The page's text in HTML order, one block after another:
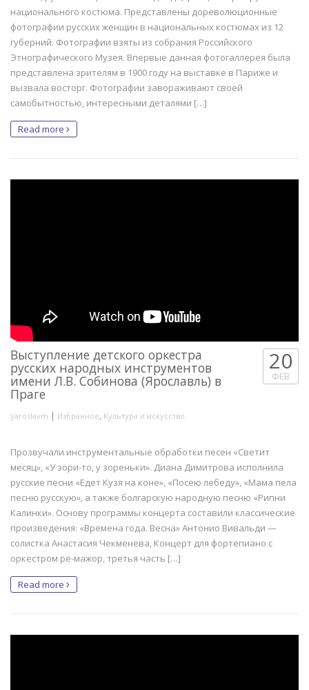
национального костюма. Представлены дореволюционные
фотографии русских женщин в национальных костюмах из 12
губерний. Фотографии взяты из собрания Российского
Этнографического Музея. Впервые данная фотогаллерея была
представлена зрителям в 1900 году на выставке в Париже и
вызвала восторг. Фотографии завораживают своей
самобытностью, интересными деталями […]
Read more
Выступление детского оркестра
русских народных инструментов
имени Л.В. Собинова (Ярославль) в
Праге
yaroslavm | Избранное, Культура и искусство
20
ФЕВ
Прозвучали инструментальные обработки песен «Светит
месяц», «У зори-то, у зореньки». Диана Димитрова исполнила
русские песни «Едет Кузя на коне», «Посею лебеду», «Мама пела
песню русскую», а также болгарскую народную песню «Рипни
Калинки». Основу программы концерта составили классические
произведения: «Времена года. Весна» Антонио Вивальди —
солистка Анастасия Чекменева, Концерт для фортепиано с
оркестром ре-мажор, третья часть […]
Read more